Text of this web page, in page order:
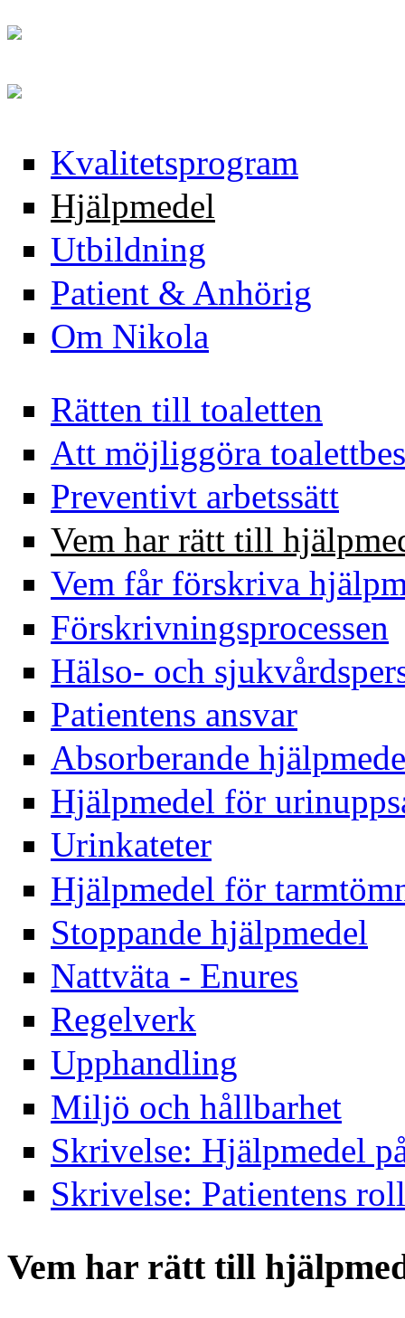
Kvalitetsprogram
Hjälpmedel
Utbildning
Patient & Anhörig
Om Nikola
Rätten till toaletten
Att möjliggöra
Preventivt arbetssätt
Vem har rätt till
Vem får förskriva
Förskrivningsprocessen
Hälso- och
Patientens ansvar
Absorberande
Hjälpmedel för
Urinkateter
Hjälpmedel för
Stoppande hjälpmedel
Nattväta - Enures
Regelverk
Upphandling
Miljö och hållbarhet
Skrivelse: Hjälpmedel
Skrivelse: Patientens
Vem har rätt till